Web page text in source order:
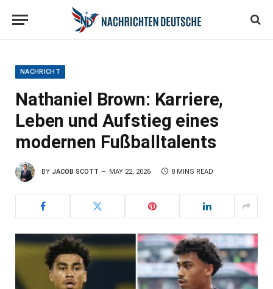
NACHRICHT
Nathaniel Brown: Karriere,
Leben und Aufstieg eines
modernen Fußballtalents
BY JACOB SCOTT MAY 22, 2026 8 MINS READ